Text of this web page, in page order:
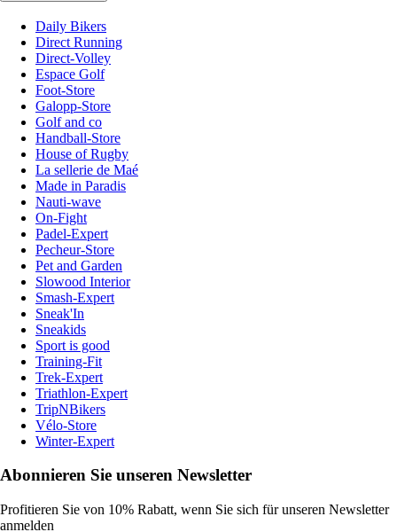
Daily Bikers
Direct Running
Direct-Volley
Espace Golf
Foot-Store
Galopp-Store
Golf and co
Handball-Store
House of Rugby
La sellerie de Maé
Made in Paradis
Nauti-wave
On-Fight
Padel-Expert
Pecheur-Store
Pet and Garden
Slowood Interior
Smash-Expert
Sneak'In
Sneakids
Sport is good
Training-Fit
Trek-Expert
Triathlon-Expert
TripNBikers
Vélo-Store
Winter-Expert
Abonnieren Sie unseren Newsletter
Profitieren Sie von 10% Rabatt, wenn Sie sich für unseren Newsletter
anmelden